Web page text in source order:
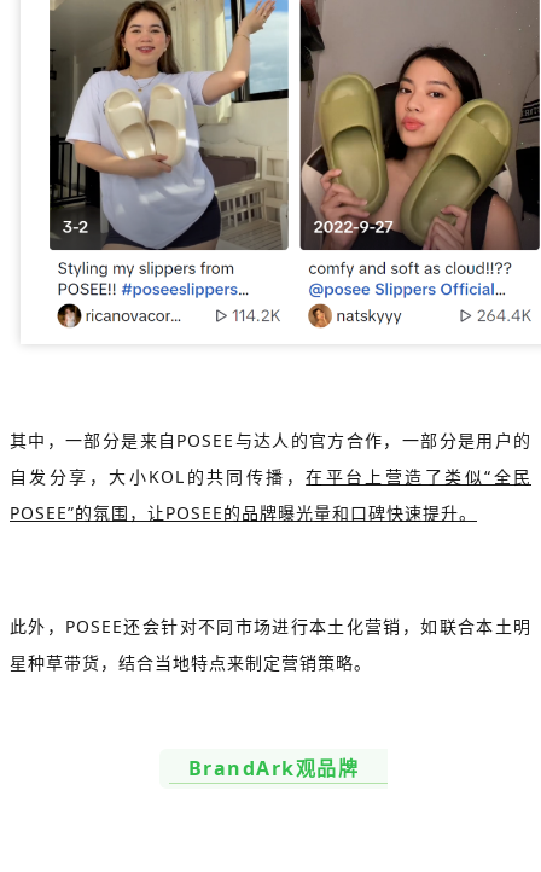
其中，一部分是来自POSEE与达人的官方合作，一部分是用户的
自发分享，大小KOL的共同传播，在平台上营造了类似“全民
POSEE”的氛围，让POSEE的品牌曝光量和口碑快速提升。
此外，POSEE还会针对不同市场进行本土化营销，如联合本土明
星种草带货，结合当地特点来制定营销策略。
BrandArk观品牌